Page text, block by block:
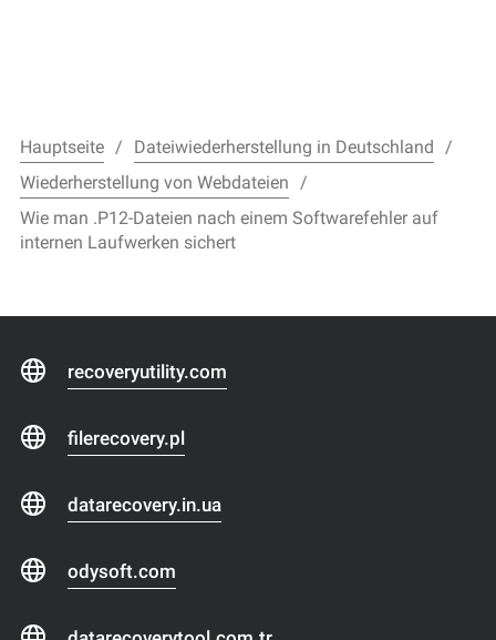
Hauptseite
Dateiwiederherstellung in Deutschland
Wiederherstellung von Webdateien
Wie man .P12-Dateien nach einem Softwarefehler auf
internen Laufwerken sichert
recoveryutility.com
filerecovery.pl
datarecovery.in.ua
odysoft.com